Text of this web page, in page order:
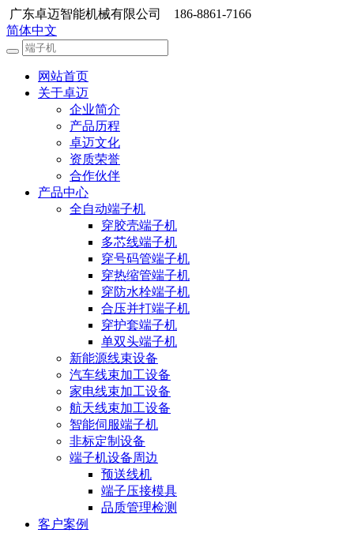
广东卓迈智能机械有限公司 186-8861-7166
简体中文
网站首页
关于卓迈
企业简介
产品历程
卓迈文化
资质荣誉
合作伙伴
产品中心
全自动端子机
穿胶壳端子机
多芯线端子机
穿号码管端子机
穿热缩管端子机
穿防水栓端子机
合压并打端子机
穿护套端子机
单双头端子机
新能源线束设备
汽车线束加工设备
家电线束加工设备
航天线束加工设备
智能伺服端子机
非标定制设备
端子机设备周边
预送线机
端子压接模具
品质管理检测
客户案例